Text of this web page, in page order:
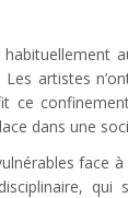
Les artistes
ce
dans une
face
qui